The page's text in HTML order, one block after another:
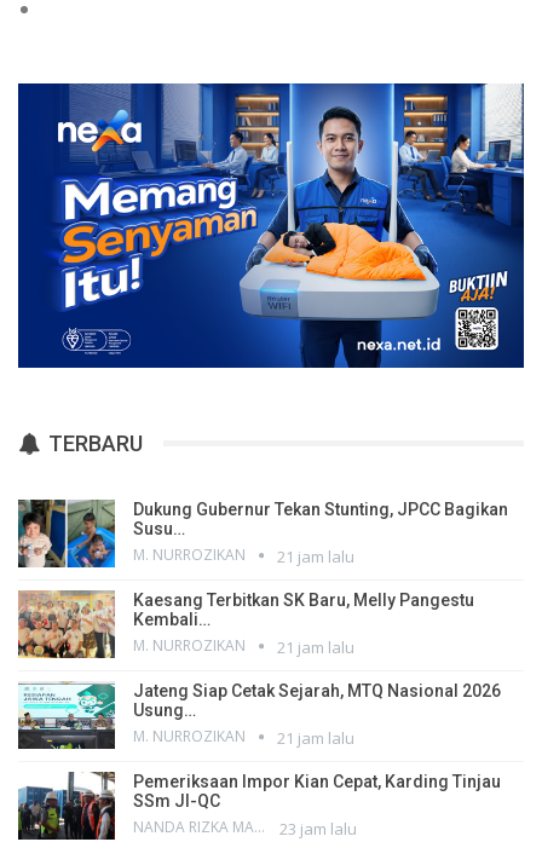
TERBARU
Dukung Gubernur Tekan Stunting, JPCC Bagikan
Susu…
M. NURROZIKAN 21 jam lalu
Kaesang Terbitkan SK Baru, Melly Pangestu
Kembali…
M. NURROZIKAN 21 jam lalu
Jateng Siap Cetak Sejarah, MTQ Nasional 2026
Usung…
M. NURROZIKAN 21 jam lalu
Pemeriksaan Impor Kian Cepat, Karding Tinjau
SSm JI-QC
NANDA RIZKA MAHENDRA 23 jam lalu